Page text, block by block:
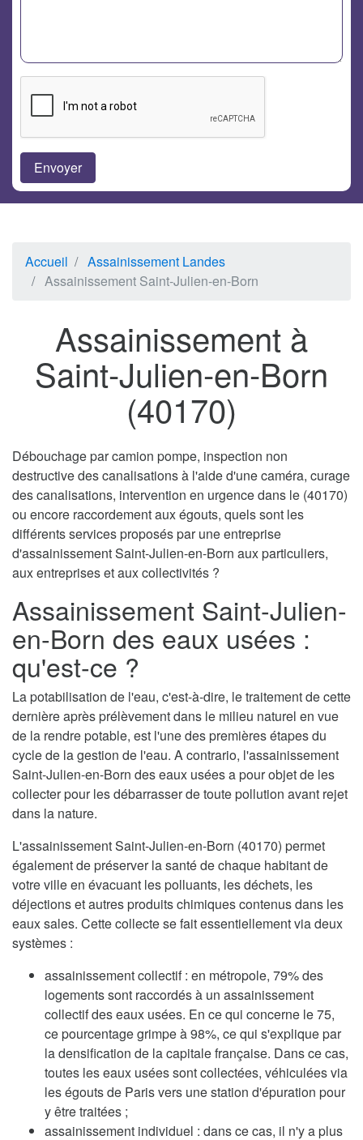
Accueil
Assainissement Landes
Assainissement Saint-Julien-en-Born
Assainissement à
Saint-Julien-en-Born
(40170)
Débouchage par camion pompe, inspection non
destructive des canalisations à l'aide d'une caméra, curage
des canalisations, intervention en urgence dans le (40170)
ou encore raccordement aux égouts, quels sont les
différents services proposés par une entreprise
d'assainissement Saint-Julien-en-Born aux particuliers,
aux entreprises et aux collectivités ?
Assainissement Saint-Julien-
en-Born des eaux usées :
qu'est-ce ?
La potabilisation de l'eau, c'est-à-dire, le traitement de cette
dernière après prélèvement dans le milieu naturel en vue
de la rendre potable, est l'une des premières étapes du
cycle de la gestion de l'eau. A contrario, l'assainissement
Saint-Julien-en-Born des eaux usées a pour objet de les
collecter pour les débarrasser de toute pollution avant rejet
dans la nature.
L'assainissement Saint-Julien-en-Born (40170) permet
également de préserver la santé de chaque habitant de
votre ville en évacuant les polluants, les déchets, les
déjections et autres produits chimiques contenus dans les
eaux sales. Cette collecte se fait essentiellement via deux
systèmes :
assainissement collectif : en métropole, 79% des
logements sont raccordés à un assainissement
collectif des eaux usées. En ce qui concerne le 75,
ce pourcentage grimpe à 98%, ce qui s'explique par
la densification de la capitale française. Dans ce cas,
toutes les eaux usées sont collectées, véhiculées via
les égouts de Paris vers une station d'épuration pour
y être traitées ;
assainissement individuel : dans ce cas, il n'y a plus